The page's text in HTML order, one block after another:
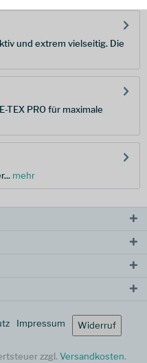
und extrem vielseitig. Die
TEX PRO für maximale
mehr
Impressum Widerruf
zzgl. Versandkosten.